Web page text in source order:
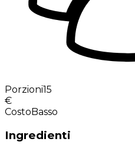
Porzioni15
€
Costo Basso
Ingredienti